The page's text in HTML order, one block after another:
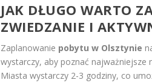
JAK DŁUGO WARTO
ZWIEDZANIE I
Zaplanowanie pobytu w Olsztynie
wystarczy, aby poznać najważniejsze
Miasta wystarczy 2-3 godziny, co